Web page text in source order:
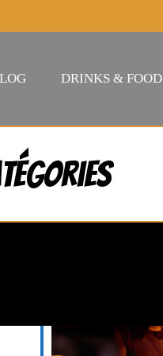
DRINKS & FOOD